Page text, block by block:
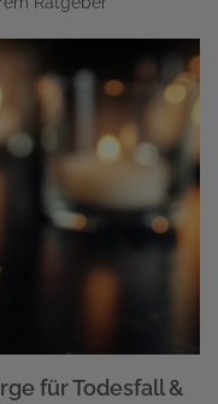
für Todesfall &